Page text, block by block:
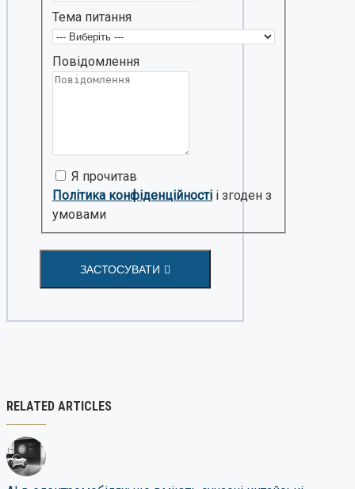
Тема питання
Повідомлення
Я прочитав
Політика конфіденційності і згоден з
умовами
ЗАСТОСУВАТИ
RELATED ARTICLES